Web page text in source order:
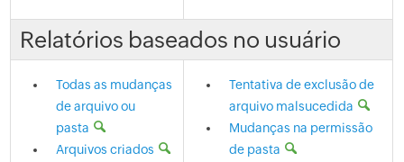
Relatórios baseados no usuário
Todas as mudanças
de arquivo ou
pasta
Arquivos criados
Tentativa de exclusão de
arquivo malsucedida
Mudanças na permissão
de pasta